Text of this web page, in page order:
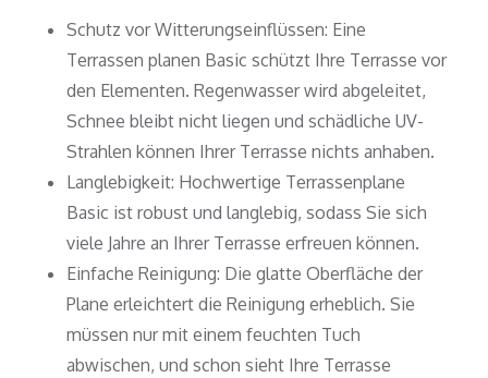
Schutz vor Witterungseinflüssen: Eine
Terrassen planen Basic schützt Ihre Terrasse vor
den Elementen. Regenwasser wird abgeleitet,
Schnee bleibt nicht liegen und schädliche UV-
Strahlen können Ihrer Terrasse nichts anhaben.
Langlebigkeit: Hochwertige Terrassenplane
Basic ist robust und langlebig, sodass Sie sich
viele Jahre an Ihrer Terrasse erfreuen können.
Einfache Reinigung: Die glatte Oberfläche der
Plane erleichtert die Reinigung erheblich. Sie
müssen nur mit einem feuchten Tuch
abwischen, und schon sieht Ihre Terrasse